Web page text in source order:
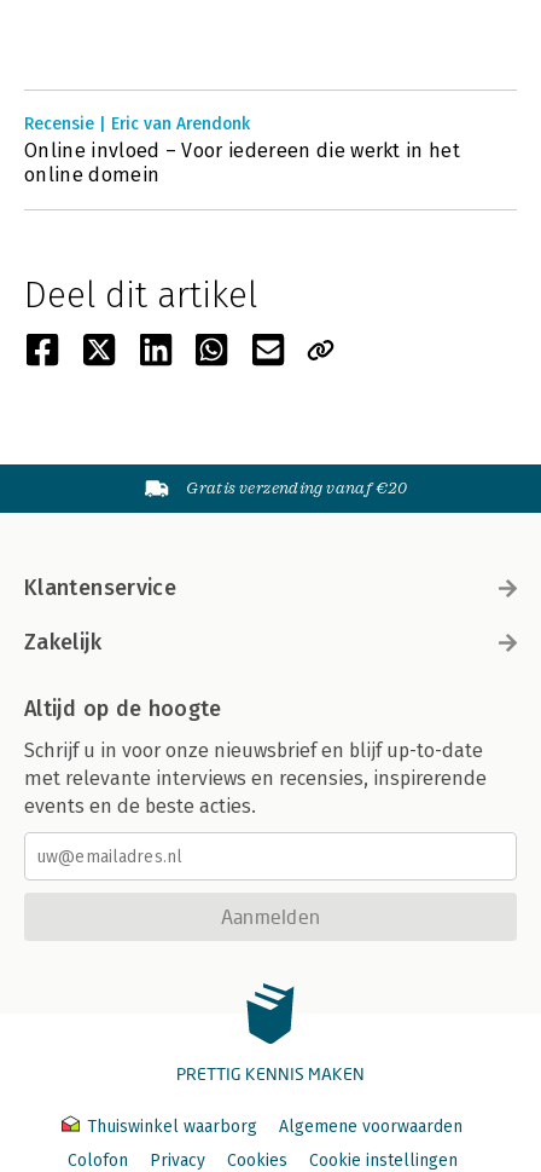
Recensie | Eric van Arendonk
Online invloed – Voor iedereen die werkt in het
online domein
Deel dit artikel
Gratis verzending vanaf €20
Klantenservice
Zakelijk
Altijd op de hoogte
Schrijf u in voor onze nieuwsbrief en blijf up-to-date
met relevante interviews en recensies, inspirerende
events en de beste acties.
Aanmelden
PRETTIG KENNIS MAKEN
Thuiswinkel waarborg
Algemene voorwaarden
Colofon
Privacy Cookies Cookie instellingen